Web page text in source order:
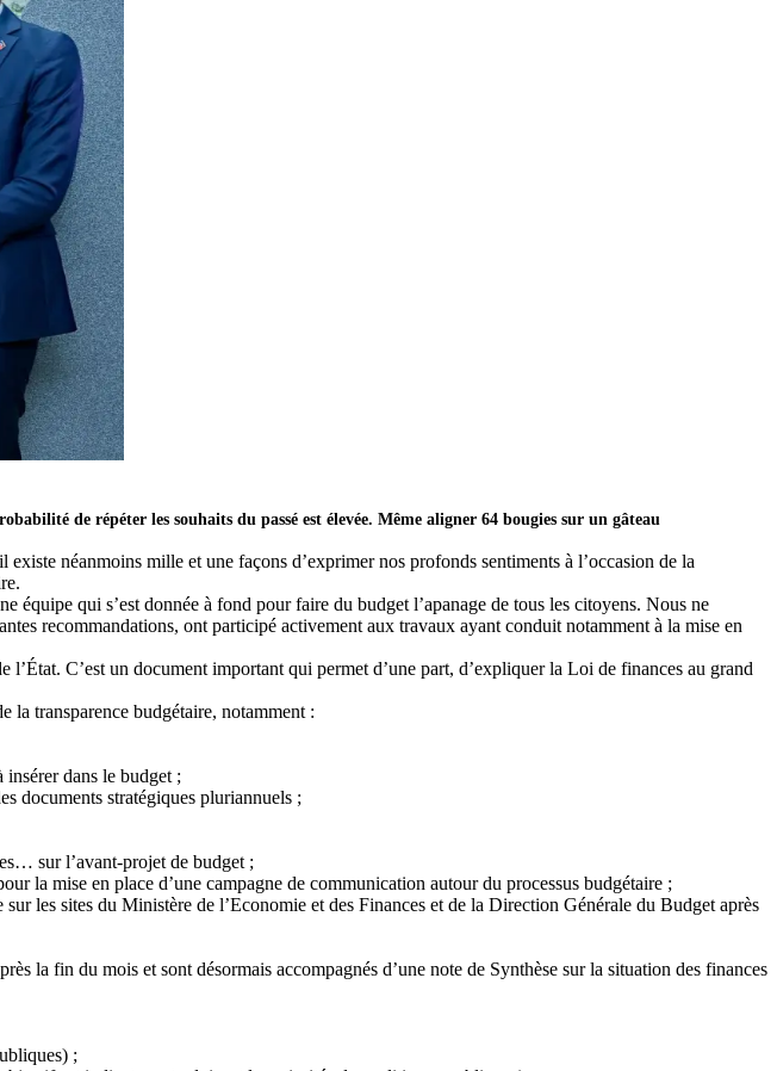
de répéter les souhaits du passé est élevée. Même aligner 64 bougies sur un gâteau
néanmoins mille et une façons d’exprimer nos profonds sentiments à l’occasion de la
équipe qui s’est donnée à fond pour faire du budget l’apanage de tous les citoyens. Nous ne
recommandations, ont participé activement aux travaux ayant conduit notamment à la mise en
C’est un document important qui permet d’une part, d’expliquer la Loi de finances au grand
transparence budgétaire, notamment :
insérer dans le budget ;
documents stratégiques pluriannuels ;
sur l’avant-projet de budget ;
la mise en place d’une campagne de communication autour du processus budgétaire ;
les sites du Ministère de l’Economie et des Finances et de la Direction Générale du Budget après
la fin du mois et sont désormais accompagnés d’une note de Synthèse sur la situation des finances
;